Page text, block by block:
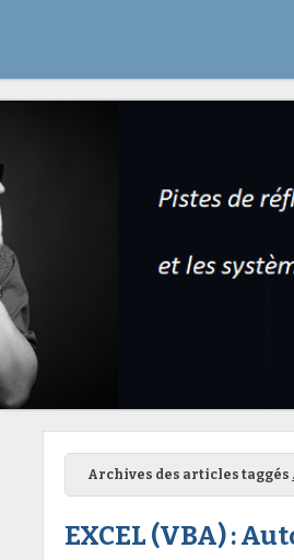
Archives des articles taggés
EXCEL (VBA) :